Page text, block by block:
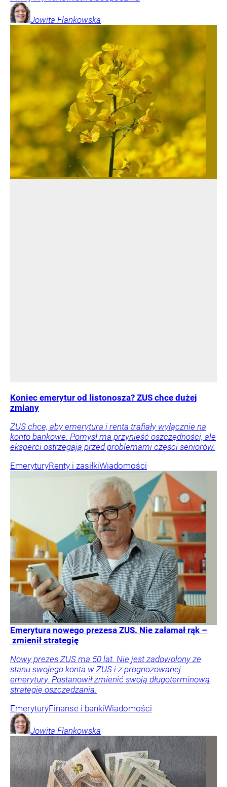
Jowita Flankowska
Koniec emerytur od listonosza? ZUS chce dużej
zmiany
ZUS chce, aby emerytura i renta trafiały wyłącznie na
konto bankowe. Pomysł ma przynieść oszczędności, ale
eksperci ostrzegają przed problemami części seniorów.
EmeryturyRenty i zasiłkiWiadomości
Emerytura nowego prezesa ZUS. Nie załamał rąk –
zmienił strategię
Nowy prezes ZUS ma 50 lat. Nie jest zadowolony ze
stanu swojego konta w ZUS i z prognozowanej
emerytury. Postanowił zmienić swoją długoterminową
strategię oszczędzania.
EmeryturyFinanse i bankiWiadomości
Jowita Flankowska